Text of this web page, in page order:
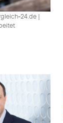
24.de |